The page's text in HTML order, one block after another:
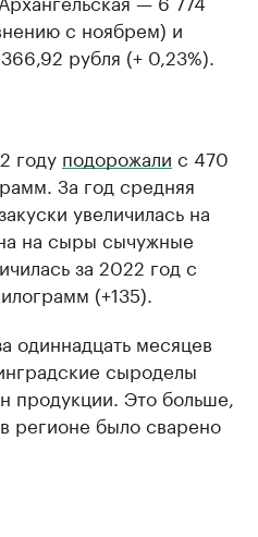
с ноябрем) и
рубля (+ 0,23%).
году подорожали с 470
За год средняя
увеличилась на
на сыры сычужные
за 2022 год с
(+135).
одиннадцать месяцев
сыроделы
продукции. Это больше,
регионе было сварено